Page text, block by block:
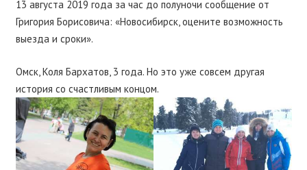
13 августа 2019 года за час до полуночи сообщение от
Григория Борисовича: «Новосибирск, оцените возможность
выезда и сроки».
Омск, Коля Бархатов, 3 года. Но это уже совсем другая
история со счастливым концом.